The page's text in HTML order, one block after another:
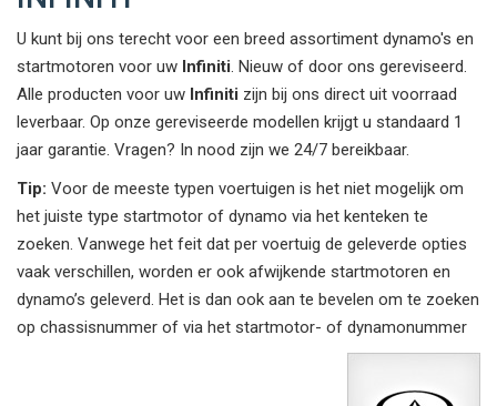
U kunt bij ons terecht voor een breed assortiment dynamo's en
startmotoren voor uw Infiniti. Nieuw of door ons gereviseerd.
Alle producten voor uw Infiniti zijn bij ons direct uit voorraad
leverbaar. Op onze gereviseerde modellen krijgt u standaard 1
jaar garantie. Vragen? In nood zijn we 24/7 bereikbaar.
Tip: Voor de meeste typen voertuigen is het niet mogelijk om
het juiste type startmotor of dynamo via het kenteken te
zoeken. Vanwege het feit dat per voertuig de geleverde opties
vaak verschillen, worden er ook afwijkende startmotoren en
dynamo’s geleverd. Het is dan ook aan te bevelen om te zoeken
op chassisnummer of via het startmotor- of dynamonummer